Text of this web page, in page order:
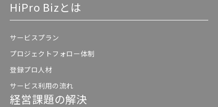
HiPro Bizとは
サービスプラン
プロジェクトフォロー体制
登録プロ人材
サービス利用の流れ
経営課題の解決